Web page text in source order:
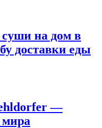
на дом в
доставки еды
—